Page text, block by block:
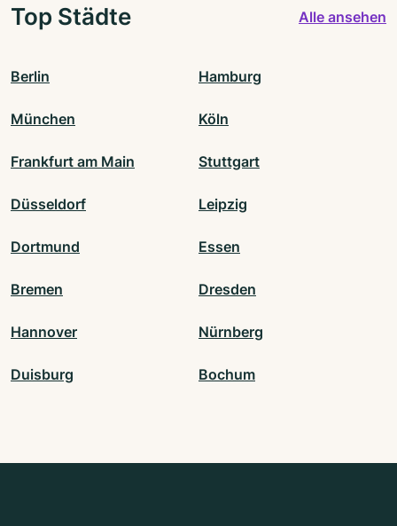
Top Städte Alle ansehen
Berlin Hamburg
München Köln
Frankfurt am Main Stuttgart
Düsseldorf Leipzig
Dortmund Essen
Bremen Dresden
Hannover Nürnberg
Duisburg Bochum